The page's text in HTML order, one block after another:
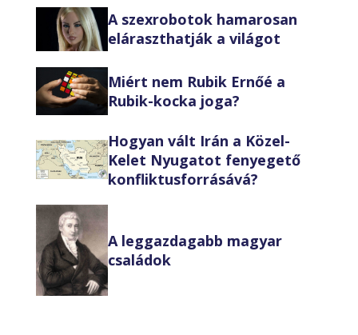
A szexrobotok hamarosan
eláraszthatják a világot
Miért nem Rubik Ernőé a
Rubik-kocka joga?
Hogyan vált Irán a Közel-
Kelet Nyugatot fenyegető
konfliktusforrásává?
A leggazdagabb magyar
családok